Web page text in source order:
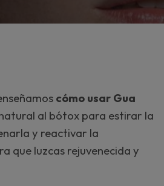
cómo usar Gua
al bótox para estirar la
y reactivar la
que luzcas rejuvenecida y